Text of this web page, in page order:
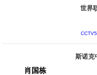
世界
肖国栋
斯诺克